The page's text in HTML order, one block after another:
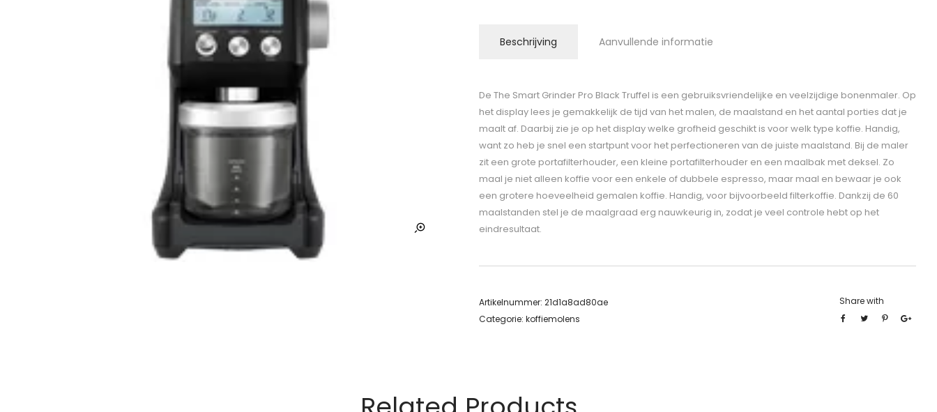
Beschrijving Aanvullende informatie
De The Smart Grinder Pro Black Truffel is een gebruiksvriendelijke en veelzijdige bonenmaler. Op
het display lees je gemakkelijk de tijd van het malen, de maalstand en het aantal porties dat je
maalt af. Daarbij zie je op het display welke grofheid geschikt is voor welk type koffie. Handig,
want zo heb je snel een startpunt voor het perfectioneren van de juiste maalstand. Bij de maler
zit een grote portafilterhouder, een kleine portafilterhouder en een maalbak met deksel. Zo
maal je niet alleen koffie voor een enkele of dubbele espresso, maar maal en bewaar je ook
een grotere hoeveelheid gemalen koffie. Handig, voor bijvoorbeeld filterkoffie. Dankzij de 60
maalstanden stel je de maalgraad erg nauwkeurig in, zodat je veel controle hebt op het
eindresultaat.
Artikelnummer: 21d1a8ad80ae
Categorie: koffiemolens
Share with